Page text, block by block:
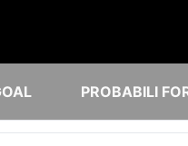
PROBABILI